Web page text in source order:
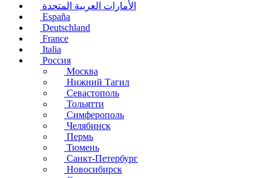
الأمارات العربية المتحدة
España
Deutschland
France
Italia
Россия
Москва
Нижний Тагил
Севастополь
Тольятти
Симферополь
Челябинск
Пермь
Тюмень
Санкт-Петербург
Новосибирск